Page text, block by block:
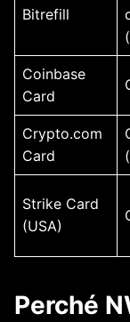
Bitrefill
Coinbase
Card
Crypto.com
Card
Strike Card
(USA)
Perché